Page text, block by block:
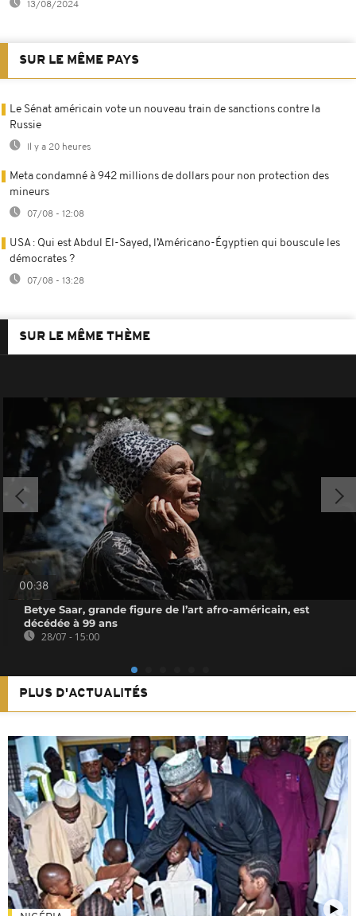
13/08/2024
SUR LE MÊME PAYS
Le Sénat américain vote un nouveau train de sanctions contre la
Russie
Il y a 20 heures
Meta condamné à 942 millions de dollars pour non protection des
mineurs
07/08 - 12:08
USA : Qui est Abdul El-Sayed, l’Américano-Égyptien qui bouscule les
démocrates ?
07/08 - 13:28
SUR LE MÊME THÈME
00:38
Betye Saar, grande figure de l’art afro-américain, est
décédée à 99 ans
28/07 - 15:00
PLUS D'ACTUALITÉS